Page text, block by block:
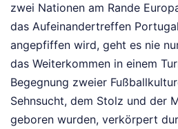
zwei Nationen am Rande
das Aufeinandertreffen
angepfiffen wird, geht es nie
das Weiterkommen in einem
Begegnung zweier
Sehnsucht, dem Stolz und der
geboren wurden, verkörpert